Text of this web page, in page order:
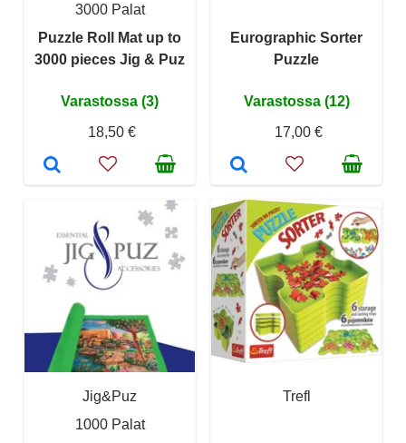
3000 Palat
Puzzle Roll Mat up to
3000 pieces Jig & Puz
Varastossa (3)
18,50 €
Eurographic Sorter
Puzzle
Varastossa (12)
17,00 €
Jig&Puz
1000 Palat
Trefl